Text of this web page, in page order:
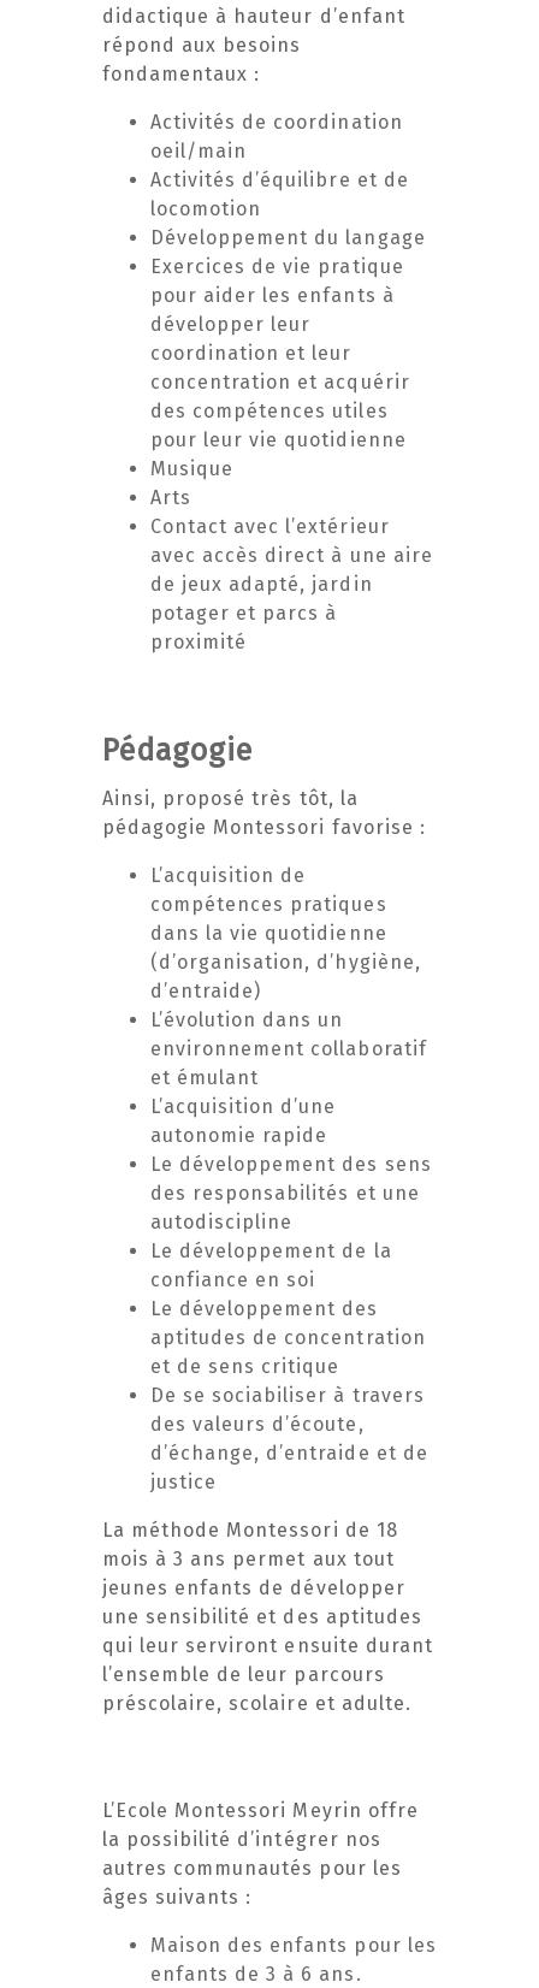
didactique à hauteur d’enfant
répond aux besoins
fondamentaux :
Activités de coordination
oeil/main
Activités d’équilibre et de
locomotion
Développement du langage
Exercices de vie pratique
pour aider les enfants à
développer leur
coordination et leur
concentration et acquérir
des compétences utiles
pour leur vie quotidienne
Musique
Arts
Contact avec l’extérieur
avec accès direct à une aire
de jeux adapté, jardin
potager et parcs à
proximité
Pédagogie
Ainsi, proposé très tôt, la
pédagogie Montessori favorise :
L’acquisition de
compétences pratiques
dans la vie quotidienne
(d’organisation, d’hygiène,
d’entraide)
L’évolution dans un
environnement collaboratif
et émulant
L’acquisition d’une
autonomie rapide
Le développement des sens
des responsabilités et une
autodiscipline
Le développement de la
confiance en soi
Le développement des
aptitudes de concentration
et de sens critique
De se sociabiliser à travers
des valeurs d’écoute,
d’échange, d’entraide et de
justice
La méthode Montessori de 18
mois à 3 ans permet aux tout
jeunes enfants de développer
une sensibilité et des aptitudes
qui leur serviront ensuite durant
l’ensemble de leur parcours
préscolaire, scolaire et adulte.
L’Ecole Montessori Meyrin offre
la possibilité d’intégrer nos
autres communautés pour les
âges suivants :
Maison des enfants pour les
enfants de 3 à 6 ans.